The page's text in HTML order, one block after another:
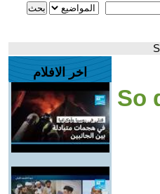
- 4-
اخر الافلام